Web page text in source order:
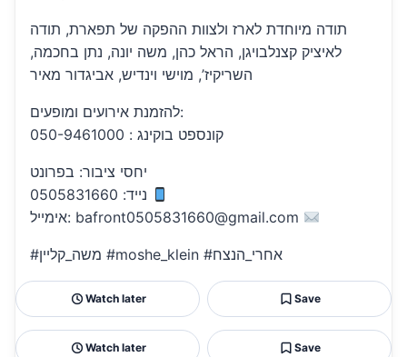
תודה מיוחדת לארז ולצוות ההפקה של תפארת, תודה
לאיציק קצנלבויגן, הראל כהן, משה יונה, נתן בחכמה,
השריקיז’, מוישי וינדיש, אביגדור מאיר
להזמנת אירועים ומופעים:
קונספט בוקינג : 050-9461000
יחסי ציבור: בפרונט
אימייל: bafront0505831660@gmail.com
#משה_קליין #moshe_klein #אחרי_הנצח
Watch later Save
Watch later Save